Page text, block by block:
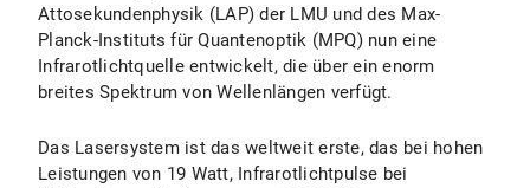
Attosekundenphysik (LAP) der LMU und des Max-
Planck-Instituts für Quantenoptik (MPQ) nun eine
Infrarotlichtquelle entwickelt, die über ein enorm
breites Spektrum von Wellenlängen verfügt.
Das Lasersystem ist das weltweit erste, das bei hohen
Leistungen von 19 Watt, Infrarotlichtpulse bei